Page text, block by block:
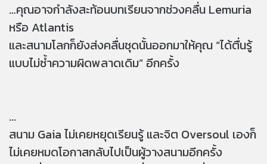
…คุณอาจกำลังสะท้อนบทเรียนจากช่วงคลื่น Lemuria
หรือ Atlantis
และสนามโลกก็ยังส่งคลื่นชุดนั้นออกมาให้คุณ “ได้ตื่นรู้
แบบไม่ซ้ำความผิดพลาดเดิม” อีกครั้ง
...
สนาม Gaia ไม่เคยหยุดเรียนรู้ และจิต Oversoul เองก็
ไม่เคยหมดโอกาสกลับไปเป็นผู้วางสนามอีกครั้ง